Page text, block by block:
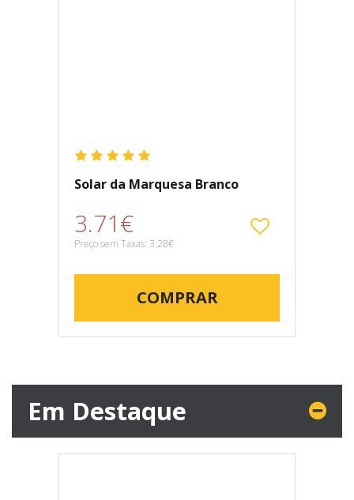
Solar da Marquesa Branco
3.71€
Preço sem Taxas: 3.28€
COMPRAR
Em Destaque